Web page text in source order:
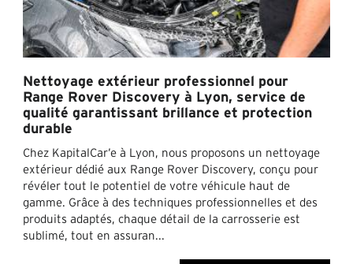
Nettoyage extérieur professionnel pour
Range Rover Discovery à Lyon, service de
qualité garantissant brillance et protection
durable
Chez KapitalCar’e à Lyon, nous proposons un nettoyage
extérieur dédié aux Range Rover Discovery, conçu pour
révéler tout le potentiel de votre véhicule haut de
gamme. Grâce à des techniques professionnelles et des
produits adaptés, chaque détail de la carrosserie est
sublimé, tout en assuran...